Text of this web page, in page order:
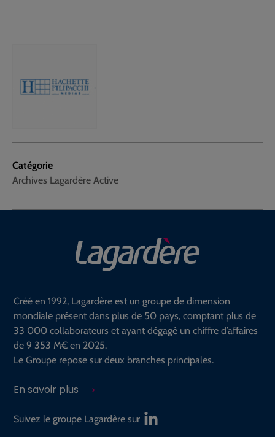
Catégorie
Archives Lagardère Active
Créé en 1992, Lagardère est un groupe de dimension
mondiale présent dans plus de 50 pays, comptant plus de
33 000 collaborateurs et ayant dégagé un chiffre d’affaires
de 9 353 M€ en 2025.
Le Groupe repose sur deux branches principales.
En savoir plus
Suivez le groupe Lagardère sur